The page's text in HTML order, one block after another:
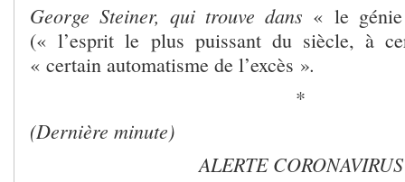
George Steiner, qui trouve dans « le
(« l’esprit le plus puissant du siècle, à
« certain automatisme de l’excès ».
*
(Dernière minute)
ALERTE CORONAVIRUS